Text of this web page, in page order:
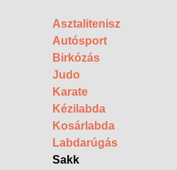
Asztalitenisz
Autósport
Birkózás
Judo
Karate
Kézilabda
Kosárlabda
Labdarúgás
Sakk